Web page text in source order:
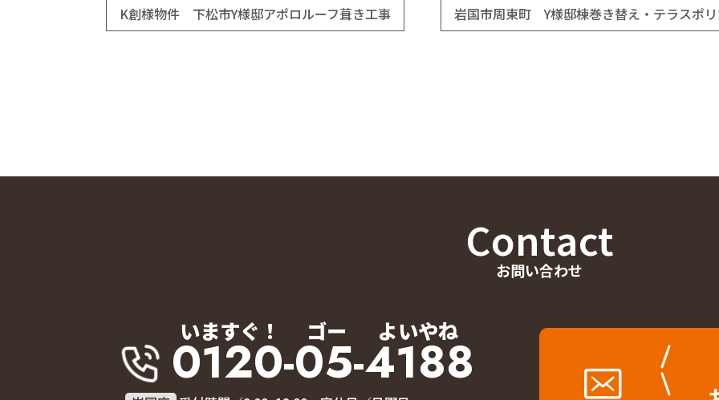
K創様物件 下松市Y様邸アポロルーフ葺き工事
Contact
お問い合わせ
いますぐ！ ゴー よいやね
0120-05-4188